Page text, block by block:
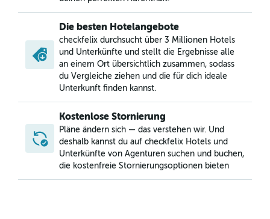
Die besten Hotelangebote
checkfelix durchsucht über 3 Millionen Hotels
und Unterkünfte und stellt die Ergebnisse alle
an einem Ort übersichtlich zusammen, sodass
du Vergleiche ziehen und die für dich ideale
Unterkunft finden kannst.
Kostenlose Stornierung
Pläne ändern sich — das verstehen wir. Und
deshalb kannst du auf checkfelix Hotels und
Unterkünfte von Agenturen suchen und buchen,
die kostenfreie Stornierungsoptionen bieten